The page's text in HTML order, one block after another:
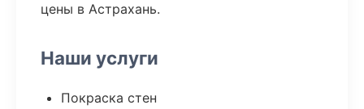
цены в Астрахань.
Наши услуги
Покраска стен